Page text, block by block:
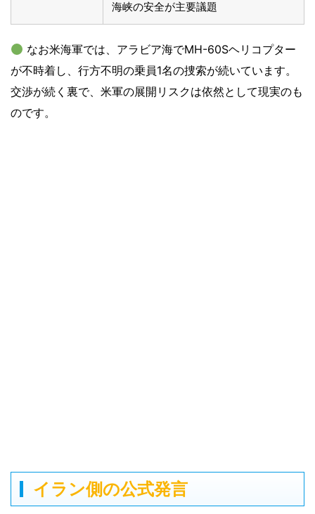
海峡の安全が主要議題
なお米海軍では、アラビア海でMH-60Sヘリコプター
が不時着し、行方不明の乗員1名の捜索が続いています。
交渉が続く裏で、米軍の展開リスクは依然として現実のも
のです。
イラン側の公式発言